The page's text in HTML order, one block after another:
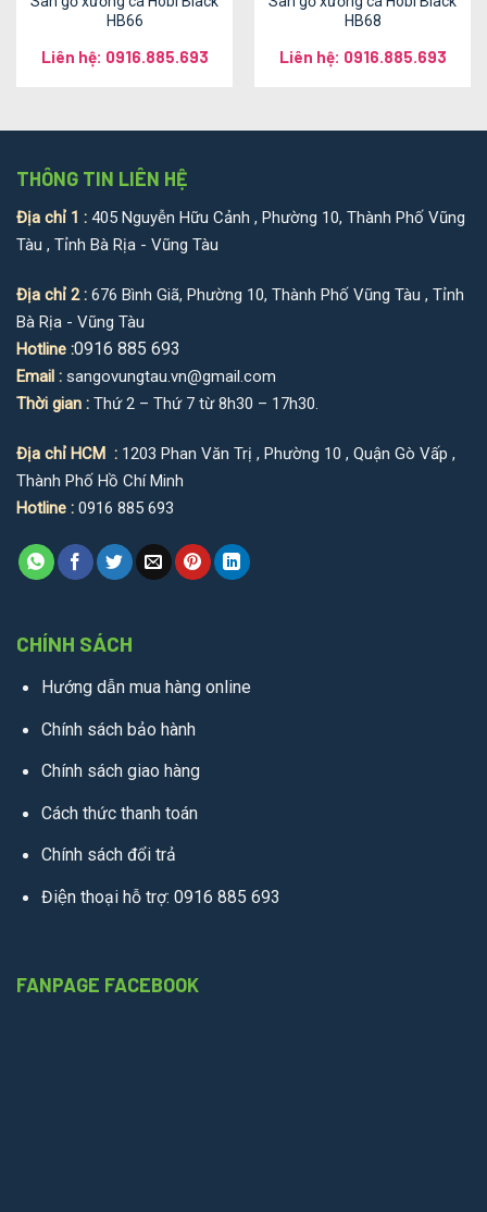
HB66
Liên hệ: 0916.885.693
HB68
Liên hệ: 0916.885.693
THÔNG TIN LIÊN HỆ
Địa chỉ 1 : 405 Nguyễn Hữu Cảnh , Phường 10, Thành Phố Vũng
Tàu , Tỉnh Bà Rịa - Vũng Tàu
Địa chỉ 2 : 676 Bình Giã, Phường 10, Thành Phố Vũng Tàu , Tỉnh
Bà Rịa - Vũng Tàu
Hotline :0916 885 693
Email : sangovungtau.vn@gmail.com
Thời gian : Thứ 2 – Thứ 7 từ 8h30 – 17h30.
Địa chỉ HCM : 1203 Phan Văn Trị , Phường 10 , Quận Gò Vấp ,
Thành Phố Hồ Chí Minh
Hotline : 0916 885 693
CHÍNH SÁCH
Hướng dẫn mua hàng online
Chính sách bảo hành
Chính sách giao hàng
Cách thức thanh toán
Chính sách đổi trả
Điện thoại hỗ trợ: 0916 885 693
FANPAGE FACEBOOK